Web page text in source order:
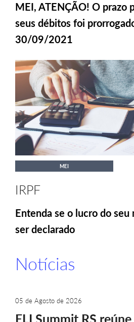
MEI, ATENÇÃO! O prazo
seus débitos foi
30/09/2021
MEI
IRPF
Entenda se o lucro do seu
ser declarado
Notícias
05 de Agosto de 2026
ELI Summit RS